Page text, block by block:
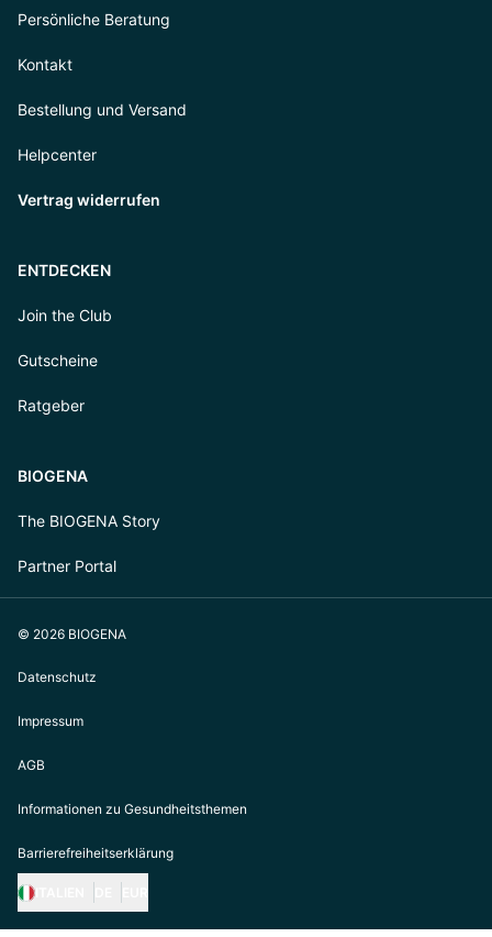
Persönliche Beratung
Kontakt
Bestellung und Versand
Helpcenter
Vertrag widerrufen
ENTDECKEN
Join the Club
Gutscheine
Ratgeber
BIOGENA
The BIOGENA Story
Partner Portal
© 2026 BIOGENA
Datenschutz
Impressum
AGB
Informationen zu Gesundheitsthemen
Barrierefreiheitserklärung
https://biogena.com/de-at